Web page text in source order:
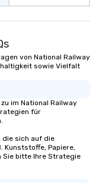
von National Railway
sowie Vielfalt
im National Railway
für
die sich auf die
Kunststoffe, Papiere,
Sie bitte Ihre Strategie